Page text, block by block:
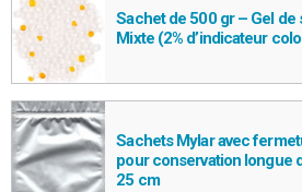
Sachet de 500 gr – Gel de
Mixte (2% d’indicateur
Sachets Mylar avec
pour conservation longue
25 cm